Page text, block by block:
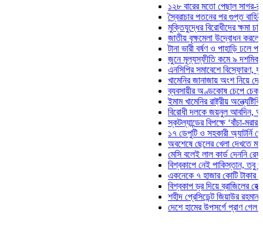
১২৮ বারের মতো পেছাল সাগর-রুনি
স্বৈরাচার পতনের পর গুপ্ত বাহিনীর
মুক্তিযুদ্ধের বিরোধীদের ক্ষমা চাইতে
জাতীয় বৃক্ষমেলা উদ্বোধন করলেন
টানা ভারী বর্ষণ ও পাহাড়ি ঢলে পানিবন্দি
জুনে মূল্যস্ফীতি কমে ৯ দশমিক ১৬
এনসিপির সমাবেশে বিস্ফোরণ,
খামেনির জানাজায় অংশ নিয়ে দেশে
ব্যবসায়ীর অণ্ডকোষ চেপে চেক-
ইমাম খামেনির রাষ্ট্রীয়
বিরোধী দলকে জয়নুল আবদিন, আপনারা
স্কটল্যান্ডের বিপক্ষে ‘বাঁচা-মরার
১৭ ডেপুটি ও সহকারী অ্যাটর্নি
অবশেষে ছেলের খেলা দেখতে মাঠে
মেসি বলেই লাল কার্ড দেননি রেফারি!
বিশ্বকাপে নেই পাকিস্তান, তবু প্রতিটি
একনেকে ৭ হাজার কোটি টাকার ৫
বিশ্বকাপ ড্র দিয়ে ব্রাজিলের হেক্সা
শহীদ প্রেসিডেন্ট জিয়াউর রহমান
দেশে হামের উপসর্গে প্রাণ গেল আরও ৮